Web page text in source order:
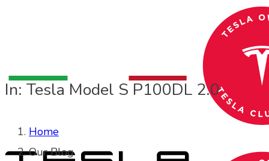
In: Tesla Model S P100DL 2.0
Home
Our Blog